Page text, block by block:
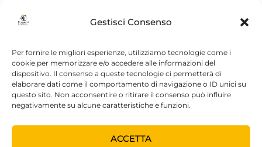
Gestisci Consenso
Per fornire le migliori esperienze, utilizziamo tecnologie come i
cookie per memorizzare e/o accedere alle informazioni del
dispositivo. Il consenso a queste tecnologie ci permetterà di
elaborare dati come il comportamento di navigazione o ID unici su
questo sito. Non acconsentire o ritirare il consenso può influire
negativamente su alcune caratteristiche e funzioni.
ACCETTA
si volgeva in silenzio per seguire lei,
frenato dalla lunga tunica di morte28.
Il volgersi di Orfeo, nella parte finale della poesia, è
incomprensibile per Euridice e il suo aspetto
donna è un fievole “Chi?” che sembra risvegliarla da
un sogno, rivelandone tutta l’alterità